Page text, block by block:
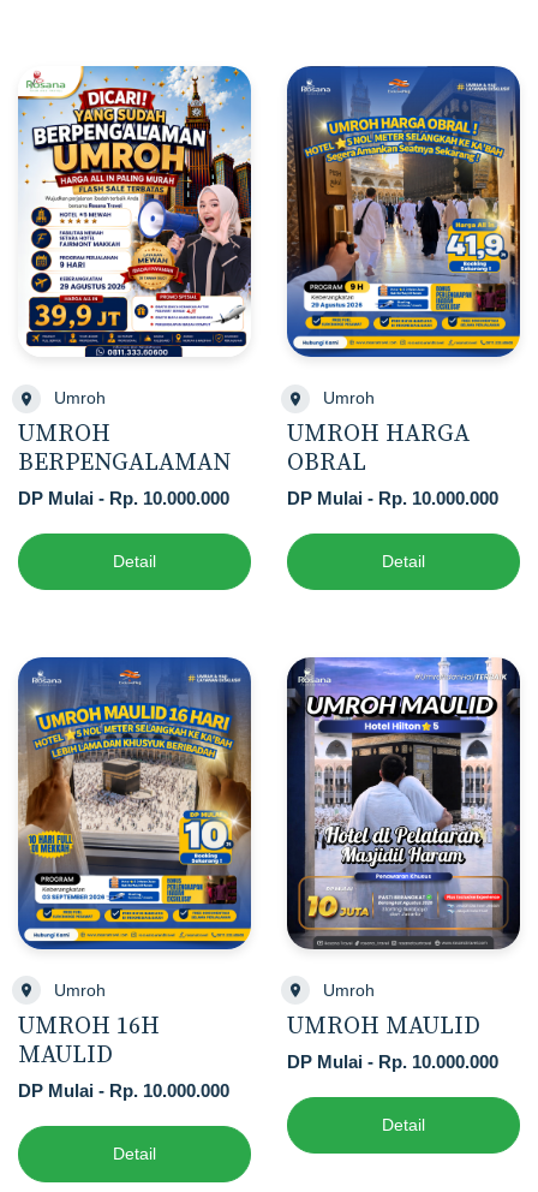
Umroh
UMROH
BERPENGALAMAN
DP Mulai - Rp. 10.000.000
Detail
Umroh
UMROH HARGA
OBRAL
DP Mulai - Rp. 10.000.000
Detail
Umroh
UMROH 16H
MAULID
DP Mulai - Rp. 10.000.000
Detail
Umroh
UMROH MAULID
DP Mulai - Rp. 10.000.000
Detail